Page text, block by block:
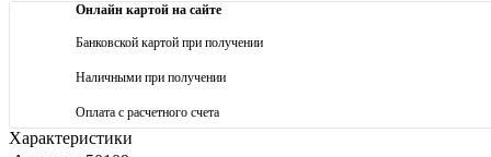
Онлайн картой на сайте
Банковской картой при получении
Наличными при получении
Оплата с расчетного счета
Характеристики